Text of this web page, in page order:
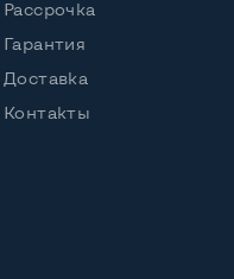
Рассрочка
Гарантия
Доставка
Контакты